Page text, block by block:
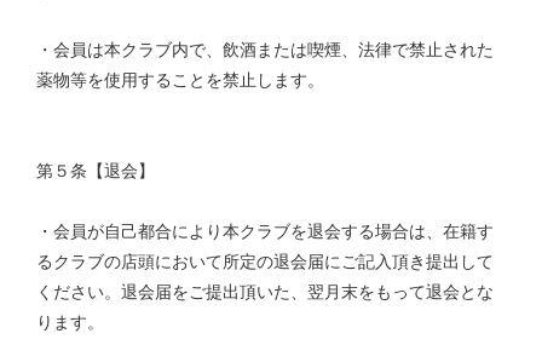
・会員は本クラブ内で、飲酒または喫煙、法律で禁止された
薬物等を使用することを禁止します。
第５条【退会】
・会員が自己都合により本クラブを退会する場合は、在籍す
るクラブの店頭において所定の退会届にご記入頂き提出して
ください。退会届をご提出頂いた、翌月末をもって退会とな
ります。